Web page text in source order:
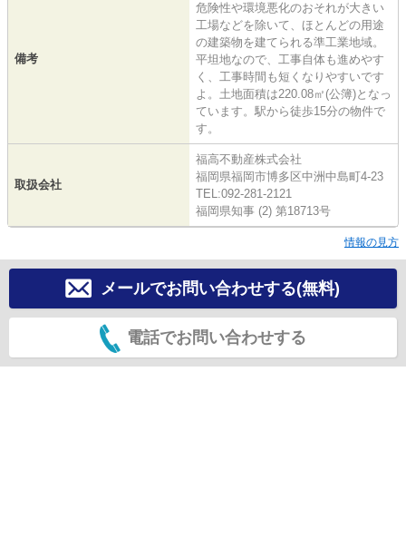
備考
危険性や環境悪化のおそれが大きい
工場などを除いて、ほとんどの用途
の建築物を建てられる準工業地域。
平坦地なので、工事自体も進めやす
く、工事時間も短くなりやすいです
よ。土地面積は220.08㎡(公簿)となっ
ています。駅から徒歩15分の物件で
す。
取扱会社
福高不動産株式会社
福岡県福岡市博多区中洲中島町4-23
TEL:092-281-2121
福岡県知事 (2) 第18713号
情報の見方
メールでお問い合わせする(無料)
電話でお問い合わせする